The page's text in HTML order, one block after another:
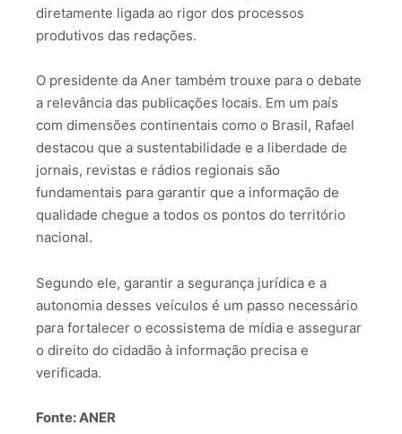
diretamente ligada ao rigor dos processos
produtivos das redações.
O presidente da Aner também trouxe para o debate
a relevância das publicações locais. Em um país
com dimensões continentais como o Brasil, Rafael
destacou que a sustentabilidade e a liberdade de
jornais, revistas e rádios regionais são
fundamentais para garantir que a informação de
qualidade chegue a todos os pontos do território
nacional.
Segundo ele, garantir a segurança jurídica e a
autonomia desses veículos é um passo necessário
para fortalecer o ecossistema de mídia e assegurar
o direito do cidadão à informação precisa e
verificada.
Fonte: ANER